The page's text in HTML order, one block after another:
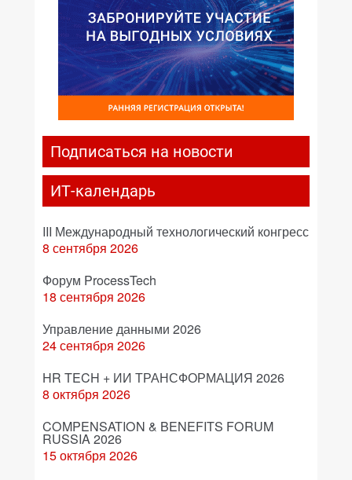
Подписаться на новости
ИТ-календарь
III Международный технологический конгресс
8 сентября 2026
Форум ProcessTech
18 сентября 2026
Управление данными 2026
24 сентября 2026
HR TECH + ИИ ТРАНСФОРМАЦИЯ 2026
8 октября 2026
COMPENSATION & BENEFITS FORUM
RUSSIA 2026
15 октября 2026